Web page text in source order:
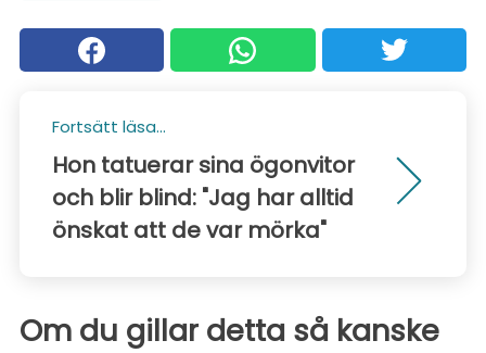
Fortsätt läsa...
Hon tatuerar sina ögonvitor
och blir blind: "Jag har alltid
önskat att de var mörka"
Om du gillar detta så kanske